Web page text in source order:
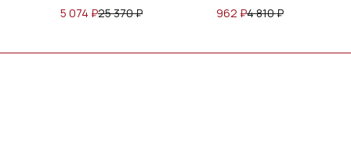
5 074 ₽25 370₽
962 ₽4 810₽